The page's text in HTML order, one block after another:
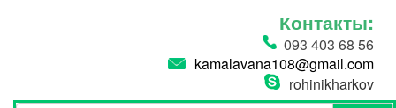
Контакты:
093 403 68 56
kamalavana108@gmail.com
rohinikharkov